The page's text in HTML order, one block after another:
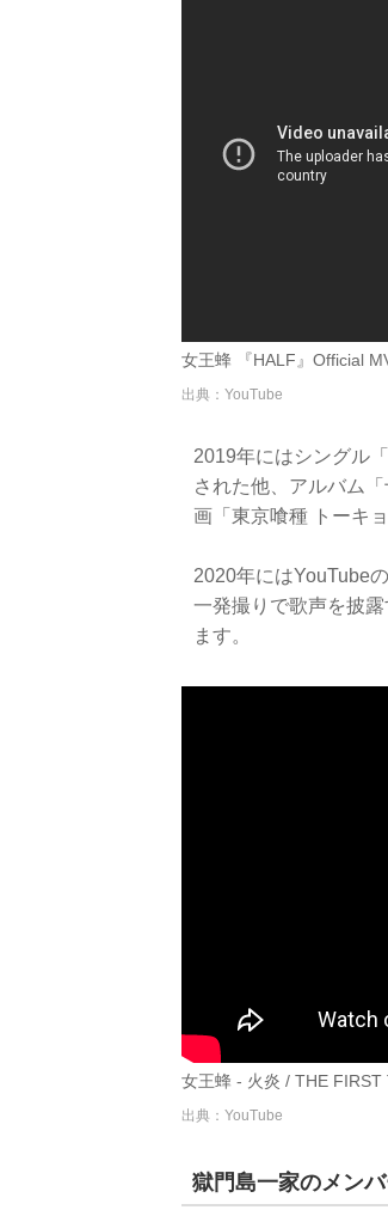
女王蜂 『HALF』Official
出典：YouTube
2019年にはシングル
された他、アルバム
画「東京喰種 トーキ
2020年にはYouTube
一発撮りで歌声を披
ます。
女王蜂 - 火炎 / THE FIRST
出典：YouTube
獄門島一家のメン